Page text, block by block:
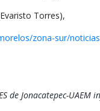
Torres),
zona-sur/
de Jonacatepec-UAEM